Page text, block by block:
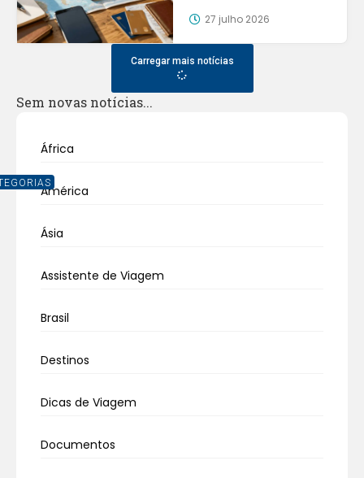
África
América
Ásia
Assistente de Viagem
Brasil
Destinos
Dicas de Viagem
Documentos
27 julho 2026
Carregar mais notícias
Sem novas notícias...